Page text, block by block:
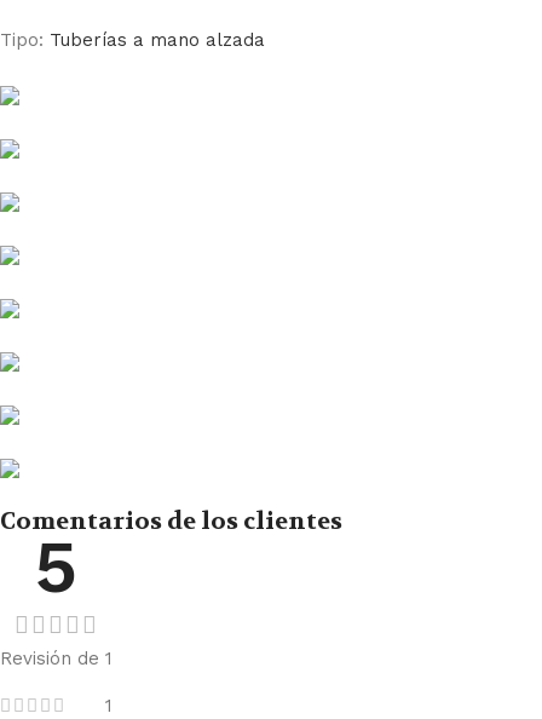
Tipo: Tuberías a mano alzada
Comentarios de los clientes
5
Revisión de 1
1